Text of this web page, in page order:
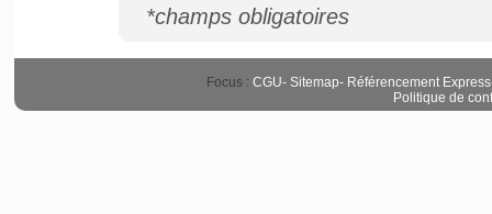
*champs obligatoires
Focus : CGU- Sitemap- Référencement Express
Politique de